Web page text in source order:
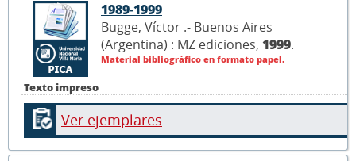
Texto impreso
1989-1999
Bugge, Víctor .- Buenos Aires
(Argentina) : MZ ediciones, 1999.
Material bibliográfico en formato papel.
Ver ejemplares